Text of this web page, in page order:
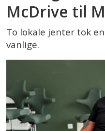
McDrive til
To lokale jenter tok
vanlige.